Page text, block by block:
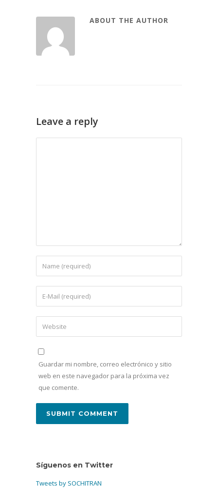
ABOUT THE AUTHOR
Leave a reply
Guardar mi nombre, correo electrónico y sitio
web en este navegador para la próxima vez
que comente.
Síguenos en Twitter
Tweets by SOCHITRAN